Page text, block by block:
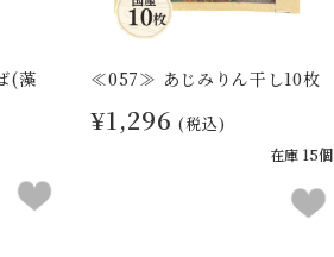
(藻
≪057≫ あじみりん干し10枚
¥1,296 (税込)
在庫 15個